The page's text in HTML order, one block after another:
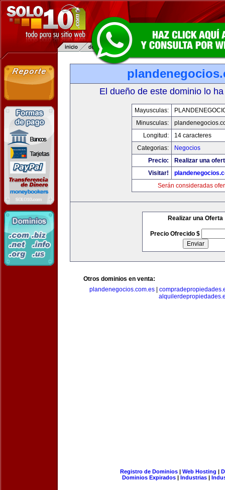
El dueño de este dominio lo
Mayusculas:
Minusculas:
Longitud:
14 caracteres
Categorias:
Negocios
Precio:
Realizar una
Visitar!
Serán consideradas
Realizar una Oferta
Precio Ofrecido $
Otros dominios en venta:
plandenegocios.com.es|
Registro de Dominios| Web Hosting |
Dominios Expirados | Industrias |